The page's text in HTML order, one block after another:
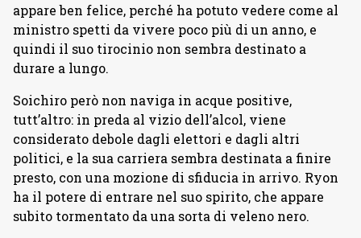
appare ben felice, perché ha potuto vedere come al
ministro spetti da vivere poco più di un anno, e
quindi il suo tirocinio non sembra destinato a
durare a lungo.
Soichiro però non naviga in acque positive,
tutt’altro: in preda al vizio dell’alcol, viene
considerato debole dagli elettori e dagli altri
politici, e la sua carriera sembra destinata a finire
presto, con una mozione di sfiducia in arrivo. Ryon
ha il potere di entrare nel suo spirito, che appare
subito tormentato da una sorta di veleno nero.